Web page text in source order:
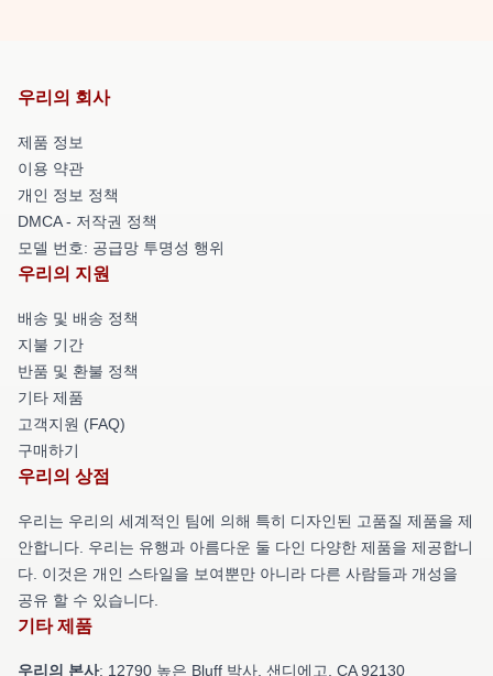
우리의 회사
제품 정보
이용 약관
개인 정보 정책
DMCA - 저작권 정책
모델 번호: 공급망 투명성 행위
우리의 지원
배송 및 배송 정책
지불 기간
반품 및 환불 정책
기타 제품
고객지원 (FAQ)
구매하기
우리의 상점
우리는 우리의 세계적인 팀에 의해 특히 디자인된 고품질 제품을 제
안합니다. 우리는 유행과 아름다운 둘 다인 다양한 제품을 제공합니
다. 이것은 개인 스타일을 보여뿐만 아니라 다른 사람들과 개성을
공유 할 수 있습니다.
기타 제품
우리의 본사: 12790 높은 Bluff 박사, 샌디에고, CA 92130